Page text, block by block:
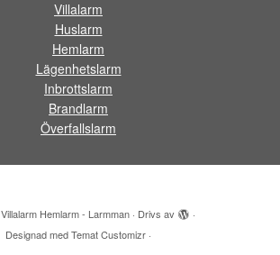
Villalarm
Huslarm
Hemlarm
Lägenhetslarm
Inbrottslarm
Brandlarm
Överfallslarm
Villalarm Hemlarm - Larmman · Drivs av
·
Designad medTemat Customizr ·